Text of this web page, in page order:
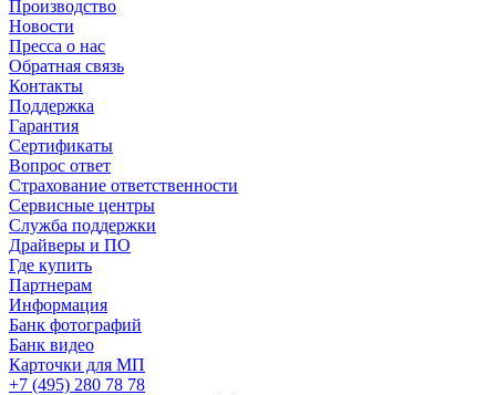
Производство
Новости
Пресса о нас
Обратная связь
Контакты
Поддержка
Гарантия
Сертификаты
Вопрос ответ
Страхование ответственности
Сервисные центры
Служба поддержки
Драйверы и ПО
Где купить
Партнерам
Информация
Банк фотографий
Банк видео
Карточки для МП
+7 (495) 280 78 78